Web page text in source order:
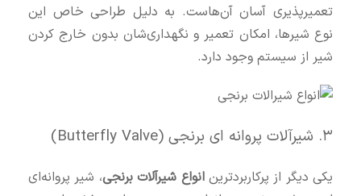
تعمیرپذیری آسان آن‌هاست. به دلیل طراحی خاص این
نوع شیرها، امکان تعمیر و نگهداری‌شان بدون خارج کردن
شیر از سیستم وجود دارد.
۳. شیرآلات پروانه‌ ای برنجی (Butterfly Valve)
یکی دیگر از پرکاربردترینانواع شیرآلات برنجی، شیر پروانه‌ای